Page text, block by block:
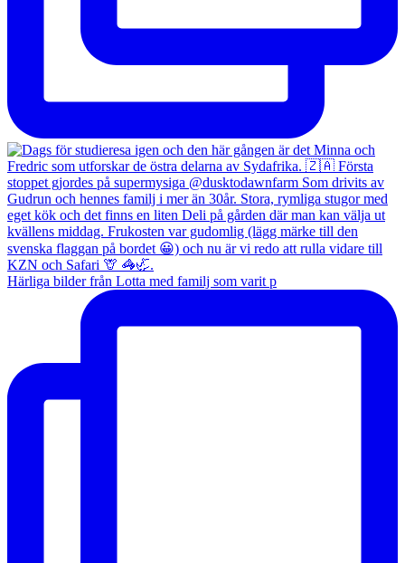
Härliga bilder från Lotta med familj som varit p